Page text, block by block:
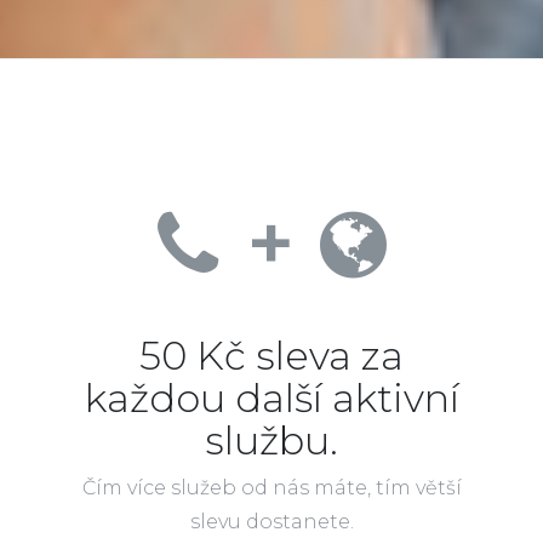
+
50 Kč sleva za
každou další aktivní
službu.
Čím více služeb od nás máte, tím větší
slevu dostanete.